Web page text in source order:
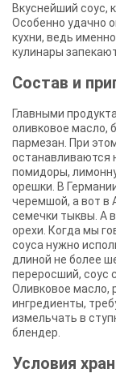
Вкуснейший соус,
Особенно удачно
кухни, ведь
кулинары
Состав и
Главными
оливковое масло,
пармезан. При
останавливаются
помидоры,
орешки. В
черемшой, а вот в
семечки тыквы. А
орехи. Когда мы
соуса нужно
длиной не более
переросший, соус
Оливковое масло,
ингредиенты,
измельчать в
блендер.
Условия